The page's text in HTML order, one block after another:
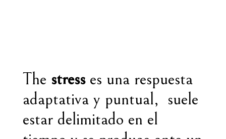
The stresses una respuesta
adaptativa y puntual, suele
estar delimitado en el